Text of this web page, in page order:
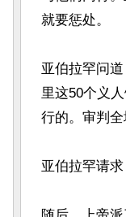
就要惩处。
亚伯拉罕问
里这50个义
行的。审判
亚伯拉罕请